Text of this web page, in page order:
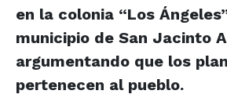
en la colonia “Los
municipio de San Jacinto
argumentando que los
pertenecen al pueblo.